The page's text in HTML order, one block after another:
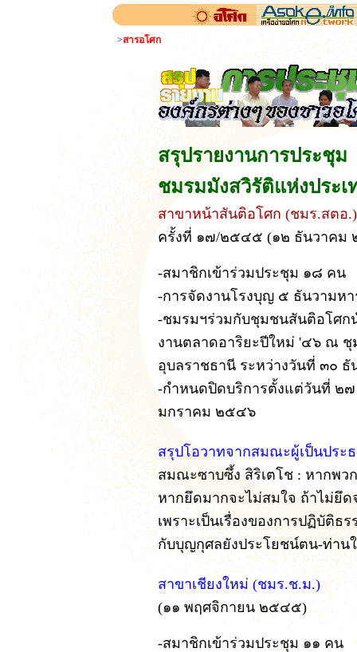
>สารอโศก
สรุปรายงานการประชุม
ชมรมมังสวิรัติแห่งประเ
สาขาหน้าสันติอโศก (ชมร.สตอ.)
ครั้งที่ ๑๗/๒๕๔๕ (๑๒ ธันวาคม
-สมาชิกเข้าร่วมประชุม ๑๘ คน
-การจัดงานโรงบุญ ๕ ธันวามห
-ชมรมฯร่วมกับชุมชนสันติอโศก
งานตลาดอาริยะปีใหม่ '๔๖ ณ ชุ
อุบลราชธานี ระหว่างวันที่ ๓๐
-กำหนดปิดบริการตั้งแต่วันที่ ๒
มกราคม ๒๕๔๖
สรุปโอวาทจากสมณะผู้เป็นประ
สมณะซาบซึ้ง สิริเตโช : หากพว
หากยึดมากจะไม่สมใจ ถ้าไม่ยึด
เพราะเป็นเรื่องของการปฏิบัติธ
กับบุญกุศลยังประโยชน์ตน-ท่าน
สาขาเชียงใหม่ (ชมร.ช.ม.)
(๑๑ พฤศจิกายน ๒๕๔๕)
-สมาชิกเข้าร่วมประชุม ๑๑ คน